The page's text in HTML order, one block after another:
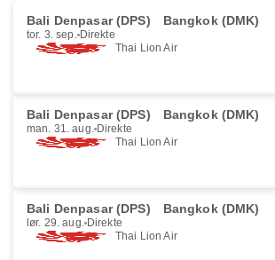
Bali Denpasar (DPS) Bangkok (DMK)
tor. 3. sep. Direkte
Thai Lion Air
Bali Denpasar (DPS) Bangkok (DMK)
man. 31. aug. Direkte
Thai Lion Air
Bali Denpasar (DPS) Bangkok (DMK)
lør. 29. aug. Direkte
Thai Lion Air